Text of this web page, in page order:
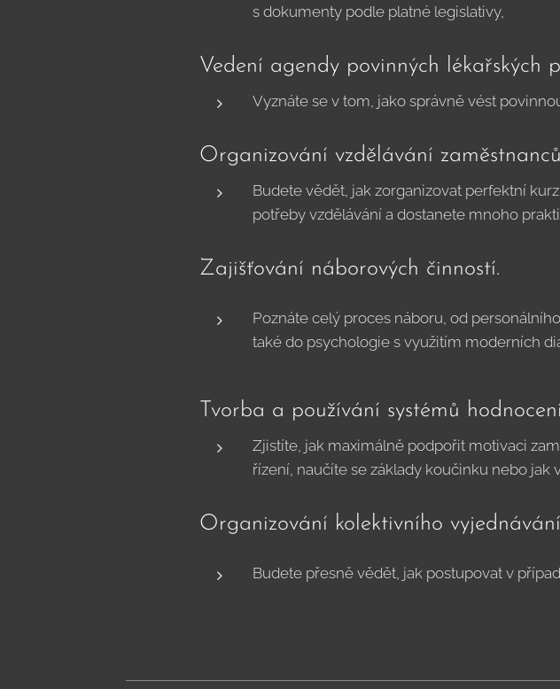
s dokumenty podle platné legislativy,
Vedení agendy povinných
Vyznáte se v tom, jako správně vést
Organizování vzdělávání
Budete vědět, jak zorganizovat perfektní
potřeby vzdělávání a dostanete mnoho
Zajišťování náborových činností.
Poznáte celý proces náboru, od
také do psychologie s využitím moderních
Tvorba a používání systémů
Zjistíte, jak maximálně podpořit motivaci
řízení, naučíte se základy koučinku nebo jak
Organizování kolektivního
Budete přesně vědět, jak postupovat v